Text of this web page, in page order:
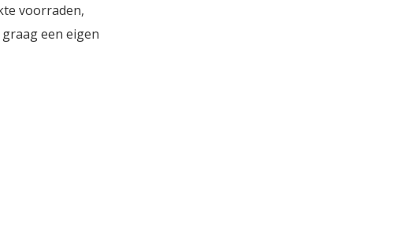
voorraden,
een eigen